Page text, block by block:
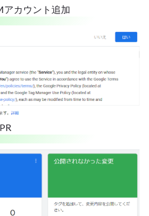
カウント追加